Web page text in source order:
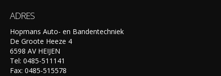
ADRES
Hopmans Auto- en Bandentechniek
De Groote Heeze 4
6598 AV HEIJEN
Tel: 0485-511141
Fax: 0485-515578